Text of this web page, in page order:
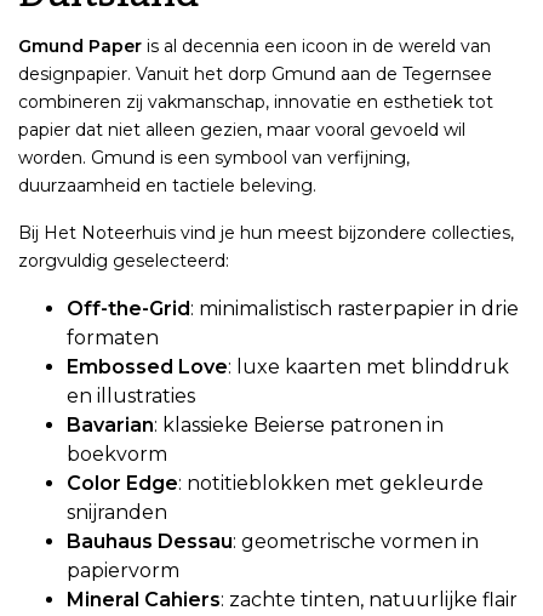
Gmund Paper is al decennia een icoon in de wereld van
designpapier. Vanuit het dorp Gmund aan de Tegernsee
combineren zij vakmanschap, innovatie en esthetiek tot
papier dat niet alleen gezien, maar vooral gevoeld wil
worden. Gmund is een symbool van verfijning,
duurzaamheid en tactiele beleving.
Bij Het Noteerhuis vind je hun meest bijzondere collecties,
zorgvuldig geselecteerd:
Off-the-Grid: minimalistisch rasterpapier in drie
formaten
Embossed Love: luxe kaarten met blinddruk
en illustraties
Bavarian: klassieke Beierse patronen in
boekvorm
Color Edge: notitieblokken met gekleurde
snijranden
Bauhaus Dessau: geometrische vormen in
papiervorm
Mineral Cahiers: zachte tinten, natuurlijke flair